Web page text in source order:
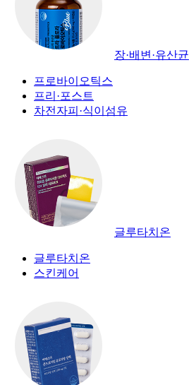
장·배변·유산균
프로바이오틱스
프리·포스트
차전자피·식이섬유
글루타치온
글루타치온
스킨케어